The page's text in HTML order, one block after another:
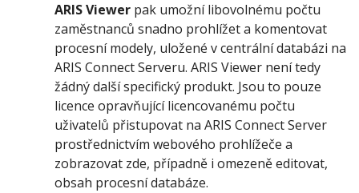
ARIS Viewer pak umožní libovolnému počtu
zaměstnanců snadno prohlížet a komentovat
procesní modely, uložené v centrální databázi na
ARIS Connect Serveru. ARIS Viewer není tedy
žádný další specifický produkt. Jsou to pouze
licence opravňující licencovanému počtu
uživatelů přistupovat na ARIS Connect Server
prostřednictvím webového prohlížeče a
zobrazovat zde, případně i omezeně editovat,
obsah procesní databáze.